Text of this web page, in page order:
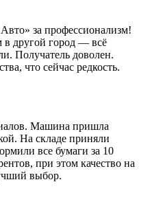
за профессионализм!
в другой город — всё
Получатель доволен.
что сейчас редкость.
Машина пришла
На складе приняли
все бумаги за 10
при этом качество на
выбор.